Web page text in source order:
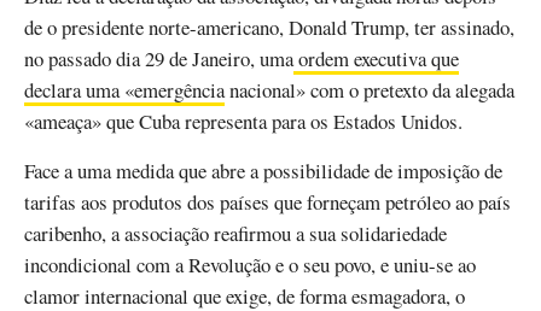
de o presidente norte-americano, Donald Trump, ter assinado,
no passado dia 29 de Janeiro, umaordem executiva que
declara uma «emergêncianacional» com o pretexto da alegada
«ameaça» que Cuba representa para os Estados Unidos.
Face a uma medida que abre a possibilidade de imposição de
tarifas aos produtos dos países que forneçam petróleo ao país
caribenho, a associação reafirmou a sua solidariedade
incondicional com a Revolução e o seu povo, e uniu-se ao
clamor internacional que exige, de forma esmagadora, o